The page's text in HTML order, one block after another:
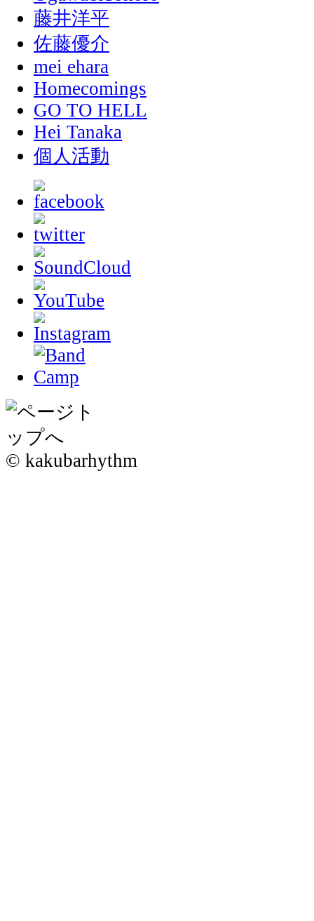
藤井洋平
佐藤優介
mei ehara
Homecomings
GO TO HELL
Hei Tanaka
個人活動
© kakubarhythm